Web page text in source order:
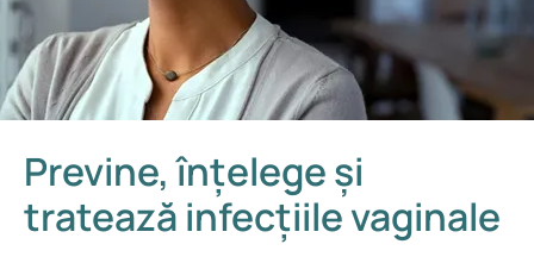
Previne, înțelege și
tratează infecțiile vaginale